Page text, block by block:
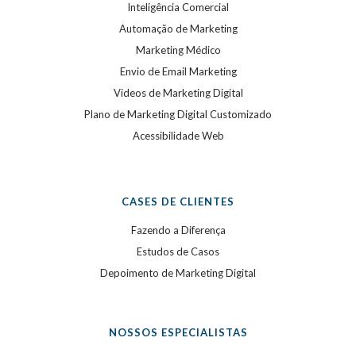
Inteligência Comercial
Automação de Marketing
Marketing Médico
Envio de Email Marketing
Videos de Marketing Digital
Plano de Marketing Digital Customizado
Acessibilidade Web
CASES DE CLIENTES
Fazendo a Diferença
Estudos de Casos
Depoimento de Marketing Digital
NOSSOS ESPECIALISTAS